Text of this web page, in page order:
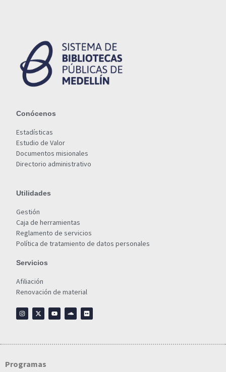
Conócenos
Estadísticas
Estudio de Valor
Documentos misionales
Directorio administrativo
Utilidades
Gestión
Caja de herramientas
Reglamento de servicios
Política de tratamiento de datos personales
Servicios
Afiliación
Renovación de material
Programas